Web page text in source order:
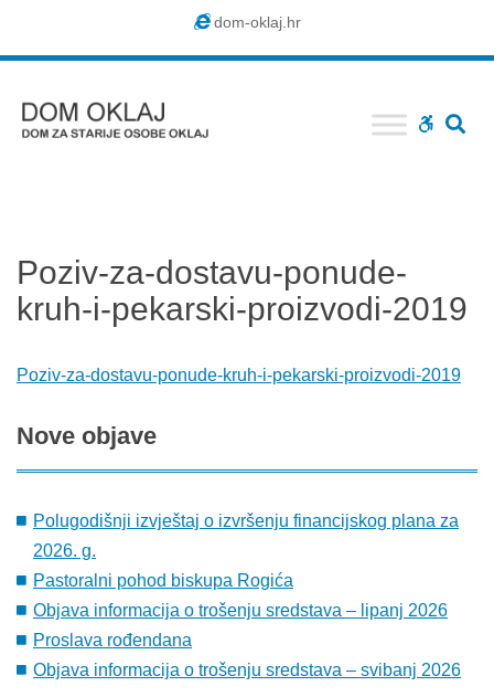
dom-oklaj.hr
WCAG
Poziv-za-dostavu-ponude-
kruh-i-pekarski-proizvodi-2019
Poziv-za-dostavu-ponude-kruh-i-pekarski-proizvodi-2019
Nove objave
Polugodišnji izvještaj o izvršenju financijskog plana za
2026. g.
Pastoralni pohod biskupa Rogića
Objava informacija o trošenju sredstava – lipanj 2026
Proslava rođendana
Objava informacija o trošenju sredstava – svibanj 2026